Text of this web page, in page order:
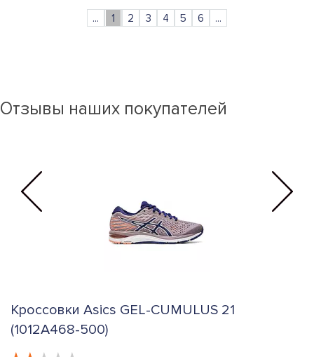
... 1 2 3 4 5 6 ...
Отзывы наших покупателей
Кроссовки Asics GEL-CUMULUS 21
(1012A468-500)